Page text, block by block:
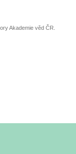
Akademie věd ČR.